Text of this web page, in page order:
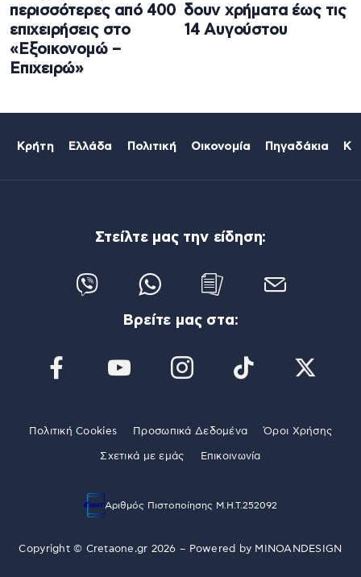
περισσότερες από 400
επιχειρήσεις στο
«Εξοικονομώ –
Επιχειρώ»
δουν χρήματα έως τις
14 Αυγούστου
Κρήτη Ελλάδα Πολιτική Οικονομία Πηγαδάκια
Στείλτε μας την είδηση:
Βρείτε μας στα:
Πολιτική Cookies Προσωπικά Δεδομένα Όροι Χρήσης
Σχετικά με εμάς Επικοινωνία
Αριθμός Πιστοποίησης Μ.Η.Τ.252092
Copyright © Cretaone.gr 2026 – Powered by MINOANDESIGN